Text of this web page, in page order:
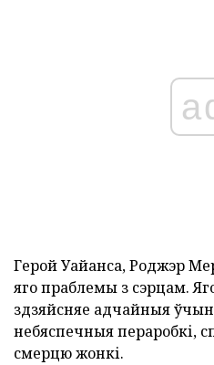
Герой Уайанса, Роджэр
яго праблемы з сэрцам.
здзяйсняе адчайныя
небяспечныя пераробкі,
смерцю жонкі.